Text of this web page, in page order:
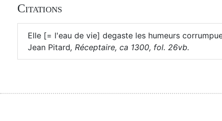
Citations
Elle [= l'eau de vie] degaste les humeurs
Jean Pitard, Réceptaire, ca 1300, fol. 26vb.